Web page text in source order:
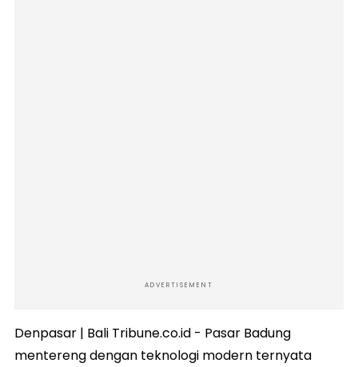
ADVERTISEMENT
Denpasar | Bali Tribune.co.id - Pasar Badung
mentereng dengan teknologi modern ternyata